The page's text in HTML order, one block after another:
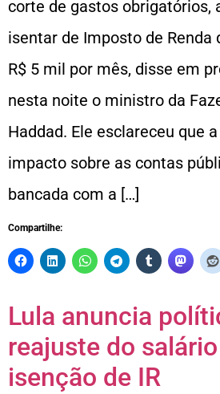
corte de gastos obrigatórios,
isentar de Imposto de Renda
R$ 5 mil por mês, disse em
nesta noite o ministro da
Haddad. Ele esclareceu que
impacto sobre as contas
bancada com a […]
Compartilhe:
Lula anuncia
reajuste do
isenção de IR